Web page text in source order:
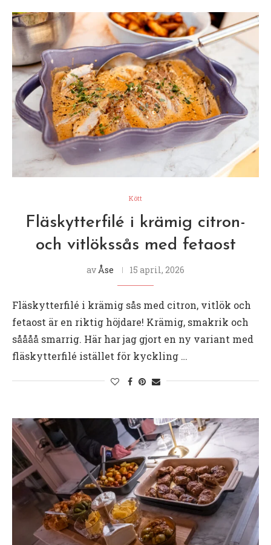
Kött
Fläskytterfilé i krämig citron-
och vitlökssås med fetaost
av Åse 15 april, 2026
Fläskytterfilé i krämig sås med citron, vitlök och
fetaost är en riktig höjdare! Krämig, smakrik och
såååå smarrig. Här har jag gjort en ny variant med
fläskytterfilé istället för kyckling …